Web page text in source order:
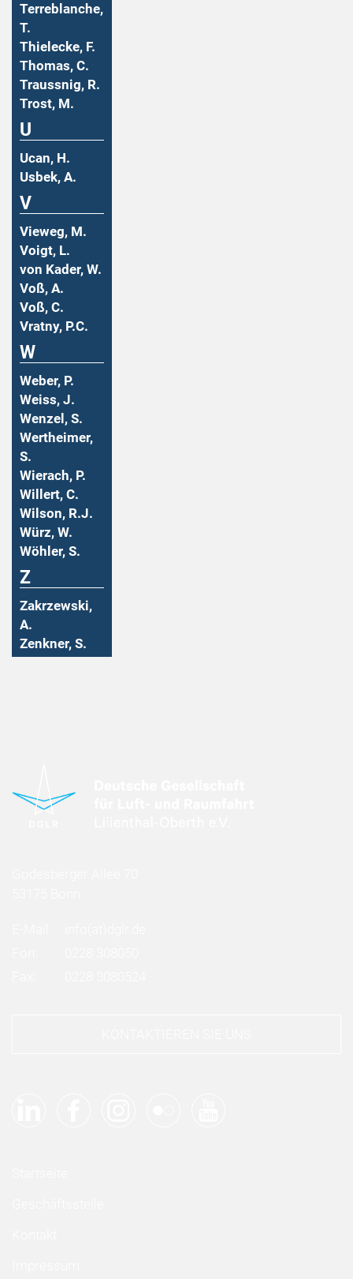
Terreblanche,
T.
Thielecke, F.
Thomas, C.
Traussnig, R.
Trost, M.
U
Ucan, H.
Usbek, A.
V
Vieweg, M.
Voigt, L.
von Kader, W.
Voß, A.
Voß, C.
Vratny, P.C.
W
Weber, P.
Weiss, J.
Wenzel, S.
Wertheimer,
S.
Wierach, P.
Willert, C.
Wilson, R.J.
Würz, W.
Wöhler, S.
Z
Zakrzewski,
A.
Zenkner, S.